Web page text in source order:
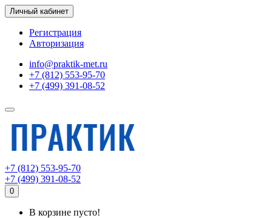
Личный кабинет
Регистрация
Авторизация
info@praktik-met.ru
+7 (812) 553-95-70
+7 (499) 391-08-52
+7 (812) 553-95-70
+7 (499) 391-08-52
0
В корзине пусто!